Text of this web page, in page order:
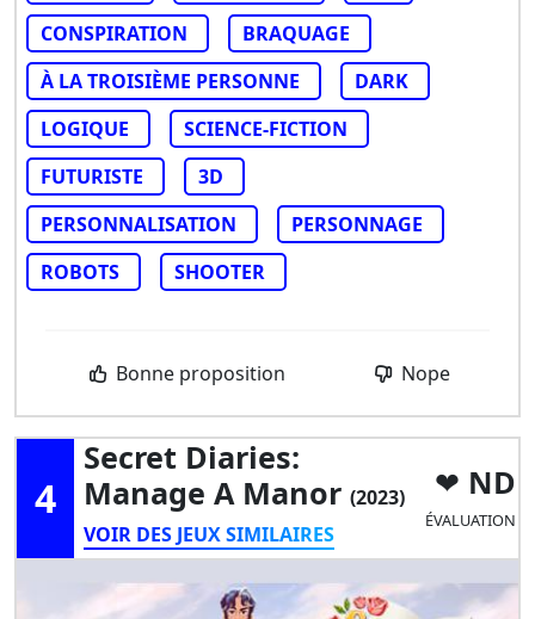
CONSPIRATION
BRAQUAGE
À LA TROISIÈME PERSONNE
DARK
LOGIQUE
SCIENCE-FICTION
FUTURISTE
3D
PERSONNALISATION
PERSONNAGE
ROBOTS
SHOOTER
Bonne proposition Nope
4
Secret Diaries:
Manage A Manor (2023)
VOIR DES JEUX SIMILAIRES
ND
ÉVALUATION